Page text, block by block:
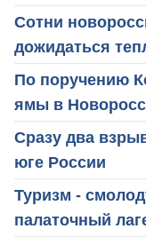
Сотни
дожидаться
По поручению
ямы в
Сразу два
юге России
Туризм -
палаточный